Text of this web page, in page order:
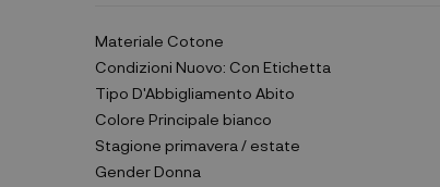
Materiale Cotone
Condizioni Nuovo: Con Etichetta
Tipo D'Abbigliamento Abito
Colore Principale bianco
Stagione primavera / estate
Gender Donna